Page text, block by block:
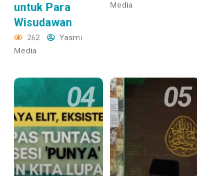
untuk Para
Wisudawan
262
Yasmi
Media
Media